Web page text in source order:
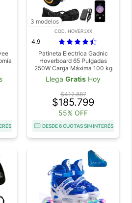
3 modelos
COD. HOVER1XX
4.9
Patineta Electrica Gadnic
Hoverboard 65 Pulgadas
250W Carga Máxima 100 kg
Autonomía 6-8 km Batería
Litio 1,8Ah
Llega Gratis Hoy
$412.887
$185.799
55% OFF
DESDE 6 CUOTAS SIN INTERÉS